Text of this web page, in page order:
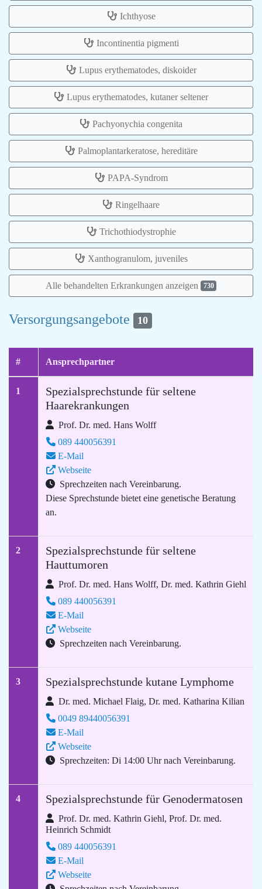
Ichthyose
Incontinentia pigmenti
Lupus erythematodes, diskoider
Lupus erythematodes, kutaner seltener
Pachyonychia congenita
Palmoplantarkeratose, hereditäre
PAPA-Syndrom
Ringelhaare
Trichothiodystrophie
Xanthogranulom, juveniles
Alle behandelten Erkrankungen anzeigen 730
Versorgungsangebote 10
# Ansprechpartner
1
Spezialsprechstunde für seltene
Haarekrankungen
Prof. Dr. med. Hans Wolff
089 440056391
E-Mail
Webseite
Sprechzeiten nach Vereinbarung.
Diese Sprechstunde bietet eine genetische Beratung
an.
2
Spezialsprechstunde für seltene
Hauttumoren
Prof. Dr. med. Hans Wolff, Dr. med. Kathrin Giehl
089 440056391
E-Mail
Webseite
Sprechzeiten nach Vereinbarung.
3 Spezialsprechstunde kutane Lymphome
Dr. med. Michael Flaig, Dr. med. Katharina Kilian
0049 89440056391
E-Mail
Webseite
Sprechzeiten: Di 14:00 Uhr nach Vereinbarung.
4 Spezialsprechstunde für Genodermatosen
Prof. Dr. med. Kathrin Giehl, Prof. Dr. med.
Heinrich Schmidt
089 440056391
E-Mail
Webseite